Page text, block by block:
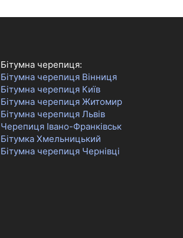
Бітумна черепиця:
Бітумна черепиця Вінниця
Бітумна черепиця Київ
Бітумна черепиця Житомир
Бітумна черепиця Львів
Черепиця Івано-Франківськ
Бітумка Хмельницький
Бітумна черепиця Чернівці